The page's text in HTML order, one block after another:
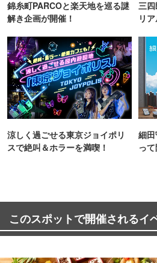
錦糸町PARCOと楽天地を巡る謎
解き企画が開催！
三
リ
涼しく過ごせる東京ジョイポリ
スで絶叫＆ホラーを満喫！
細
っ
このスポットで開催されるイ